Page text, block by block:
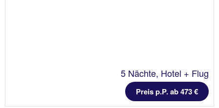
5 Nächte, Hotel + Flug
Preis p.P. ab 473 €